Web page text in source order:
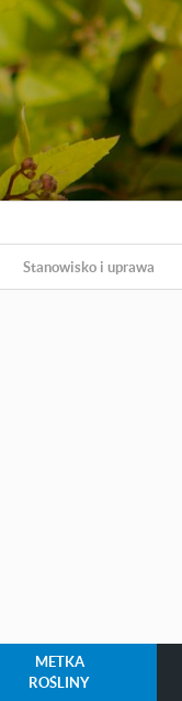
Stanowisko i uprawa
METKA
ROŚLINY